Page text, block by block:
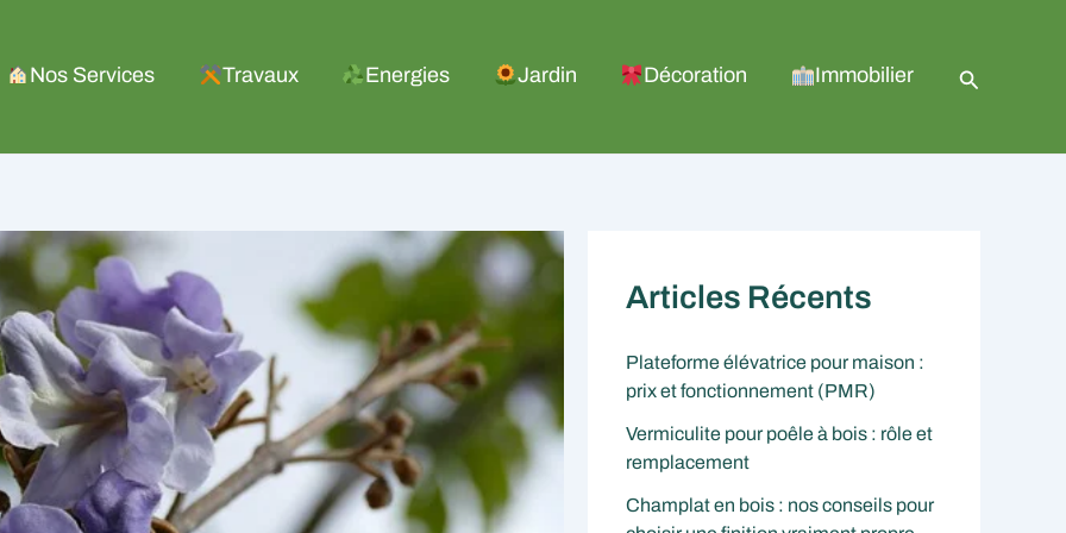
Nos Services Travaux Energies Jardin Décoration Immobilier
Articles Récents
Plateforme élévatrice pour maison :
prix et fonctionnement (PMR)
Vermiculite pour poêle à bois : rôle et
remplacement
Champlat en bois : nos conseils pour